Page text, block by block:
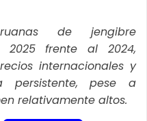
de jengibre
2025 frente al 2024,
internacionales y
persistente, pese a
relativamente altos.